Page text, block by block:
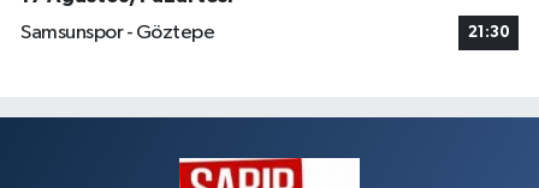
Samsunspor - Göztepe
21:30